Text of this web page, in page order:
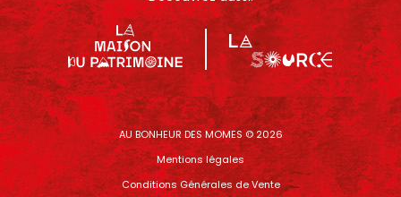
AU BONHEUR DES MOMES © 2026
Mentions légales
Conditions Générales de Vente